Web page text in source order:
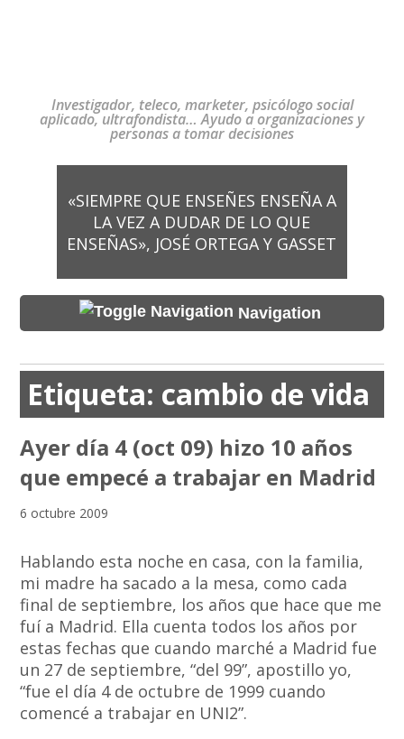
Investigador, teleco, marketer, psicólogo social
aplicado, ultrafondista… Ayudo a organizaciones y
personas a tomar decisiones
«SIEMPRE QUE ENSEÑES ENSEÑA A
LA VEZ A DUDAR DE LO QUE
ENSEÑAS», JOSÉ ORTEGA Y GASSET
Navigation
Etiqueta: cambio de vida
Ayer día 4 (oct 09) hizo 10 años
que empecé a trabajar en Madrid
6 octubre 2009
Hablando esta noche en casa, con la familia,
mi madre ha sacado a la mesa, como cada
final de septiembre, los años que hace que me
fuí a Madrid. Ella cuenta todos los años por
estas fechas que cuando marché a Madrid fue
un 27 de septiembre, “del 99”, apostillo yo,
“fue el día 4 de octubre de 1999 cuando
comencé a trabajar en UNI2”.